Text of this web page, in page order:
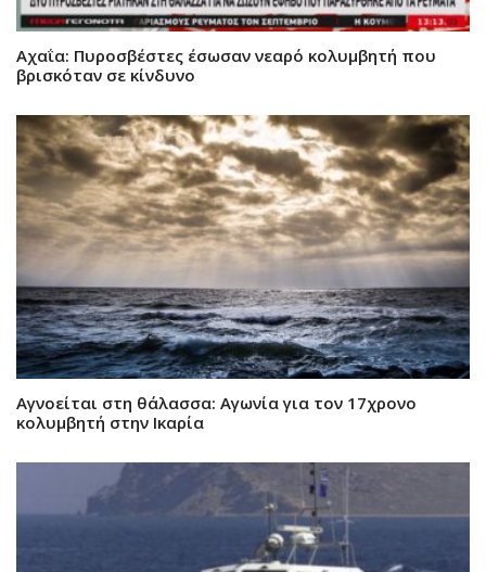
Αχαΐα: Πυροσβέστες έσωσαν νεαρό κολυμβητή που
βρισκόταν σε κίνδυνο
Αγνοείται στη θάλασσα: Αγωνία για τον 17χρονο
κολυμβητή στην Ικαρία